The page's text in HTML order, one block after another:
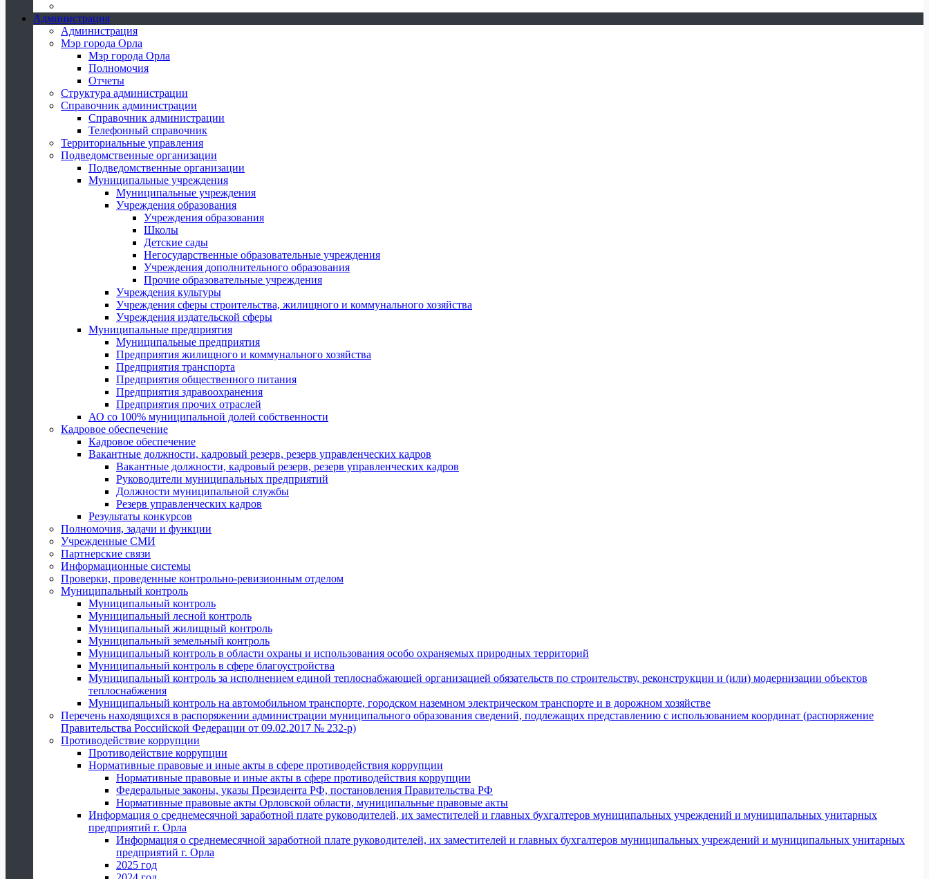
Администрация
Администрация
Мэр города Орла
Мэр города Орла
Полномочия
Отчеты
Структура администрации
Справочник администрации
Справочник администрации
Телефонный справочник
Территориальные управления
Подведомственные организации
Подведомственные организации
Муниципальные учреждения
Муниципальные учреждения
Учреждения образования
Учреждения образования
Школы
Детские сады
Негосударственные образовательные учреждения
Учреждения дополнительного образования
Прочие образовательные учреждения
Учреждения культуры
Учреждения сферы строительства, жилищного и коммунального хозяйства
Учреждения издательской сферы
Муниципальные предприятия
Муниципальные предприятия
Предприятия жилищного и коммунального хозяйства
Предприятия транспорта
Предприятия общественного питания
Предприятия здравоохранения
Предприятия прочих отраслей
АО со 100% муниципальной долей собственности
Кадровое обеспечение
Кадровое обеспечение
Вакантные должности, кадровый резерв, резерв управленческих кадров
Вакантные должности, кадровый резерв, резерв управленческих кадров
Руководители муниципальных предприятий
Должности муниципальной службы
Резерв управленческих кадров
Результаты конкурсов
Полномочия, задачи и функции
Учрежденные СМИ
Партнерские связи
Информационные системы
Проверки, проведенные контрольно-ревизионным отделом
Муниципальный контроль
Муниципальный контроль
Муниципальный лесной контроль
Муниципальный жилищный контроль
Муниципальный земельный контроль
Муниципальный контроль в области охраны и использования особо охраняемых природных территорий
Муниципальный контроль в сфере благоустройства
Муниципальный контроль за исполнением единой теплоснабжающей организацией обязательств по строительству, реконструкции и (или) модернизации объектов
теплоснабжения
Муниципальный контроль на автомобильном транспорте, городском наземном электрическом транспорте и в дорожном хозяйстве
Перечень находящихся в распоряжении администрации муниципального образования сведений, подлежащих представлению с использованием координат (распоряжение
Правительства Российской Федерации от 09.02.2017 № 232-р)
Противодействие коррупции
Противодействие коррупции
Нормативные правовые и иные акты в сфере противодействия коррупции
Нормативные правовые и иные акты в сфере противодействия коррупции
Федеральные законы, указы Президента РФ, постановления Правительства РФ
Нормативные правовые акты Орловской области, муниципальные правовые акты
Информация о среднемесячной заработной плате руководителей, их заместителей и главных бухгалтеров муниципальных учреждений и муниципальных унитарных
предприятий г. Орла
Информация о среднемесячной заработной плате руководителей, их заместителей и главных бухгалтеров муниципальных учреждений и муниципальных унитарных
предприятий г. Орла
2025 год